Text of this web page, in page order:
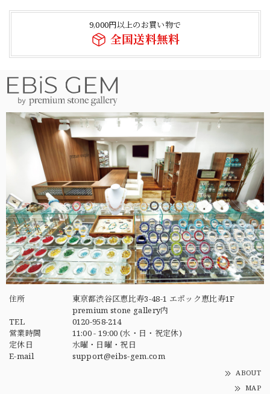
9,000円以上のお買い物で
全国送料無料
住所
東京都渋谷区恵比寿3-48-1 エポック恵比寿1F
premium stone gallery内
TEL
0120-958-214
営業時間
11:00 - 19:00 (水・日・祝定休)
定休日
水曜・日曜・祝日
E-mail
support@eibs-gem.com
ABOUT
MAP